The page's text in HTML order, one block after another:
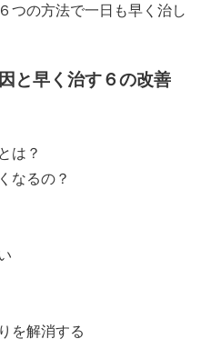
つの方法で一日も早く治し
と早く治す６の改善
は？
なるの？
を解消する